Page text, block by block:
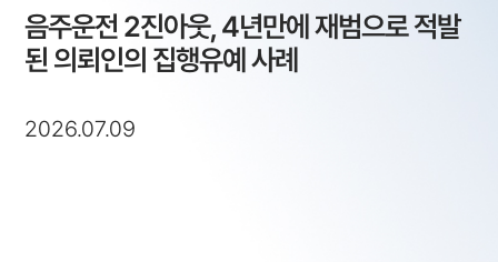
음주운전 2진아웃, 4년만에 재범으로 적발
된 의뢰인의 집행유예 사례
2026.07.09